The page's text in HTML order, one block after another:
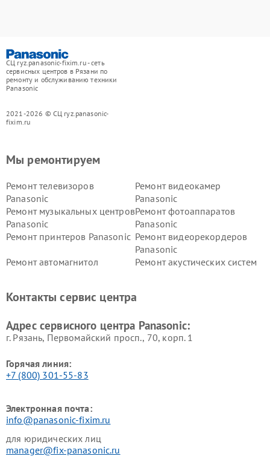
СЦ ryz.panasonic-fixim.ru - сеть
сервисных центров в Рязани по
ремонту и обслуживанию техники
Panasonic
2021-2026 © СЦ ryz.panasonic-
fixim.ru
Мы ремонтируем
Ремонт телевизоров
Panasonic
Ремонт видеокамер
Panasonic
Ремонт музыкальных центров
Panasonic
Ремонт фотоаппаратов
Panasonic
Ремонт принтеров Panasonic Ремонт видеорекордеров
Panasonic
Ремонт автомагнитол
Ремонт акустических систем
панелей Panasonic
Контакты сервис центра
Адрес сервисного центра Panasonic:
г. Рязань, Первомайский просп., 70, корп. 1
Горячая линия:
+7 (800) 301-55-83
Электронная почта:
info@panasonic-fixim.ru
для юридических лиц
manager@fix-panasonic.ru